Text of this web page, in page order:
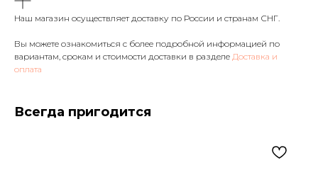
Наш магазин осуществляет доставку по России и странам СНГ.
Вы можете ознакомиться с более подробной информацией по
вариантам, срокам и стоимости доставки в разделе Доставка и
оплата
Всегда пригодится